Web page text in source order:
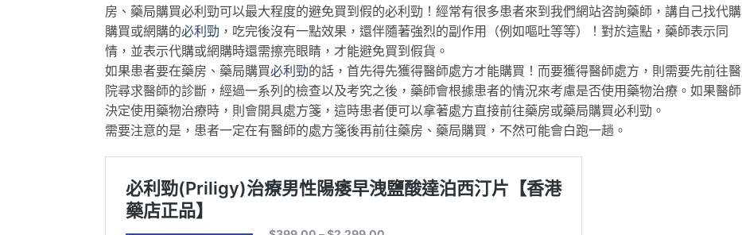
房、藥局購買必利勁可以最大程度的避免買到假的必利勁！經常有很多患者來到我們網站咨詢藥師，講自己找代購
購買或網購的必利勁 ，吃完後沒有一點效果，還伴隨著強烈的副作用（例如嘔吐等等）！對於這點，藥師表示同
情，並表示代購或網購時還需擦亮眼睛，才能避免買到假貨。
如果患者要在藥房、藥局購買必利勁的話，首先得先獲得醫師處方才能購買！而要獲得醫師處方，則需要先前往醫
院尋求醫師的診斷，經過一系列的檢查以及考究之後，藥師會根據患者的情況來考慮是否使用藥物治療。如果醫師
決定使用藥物治療時，則會開具處方箋，這時患者便可以拿著處方直接前往藥房或藥局購買必利勁。
需要注意的是，患者一定在有醫師的處方箋後再前往藥房、藥局購買，不然可能會白跑一趟。